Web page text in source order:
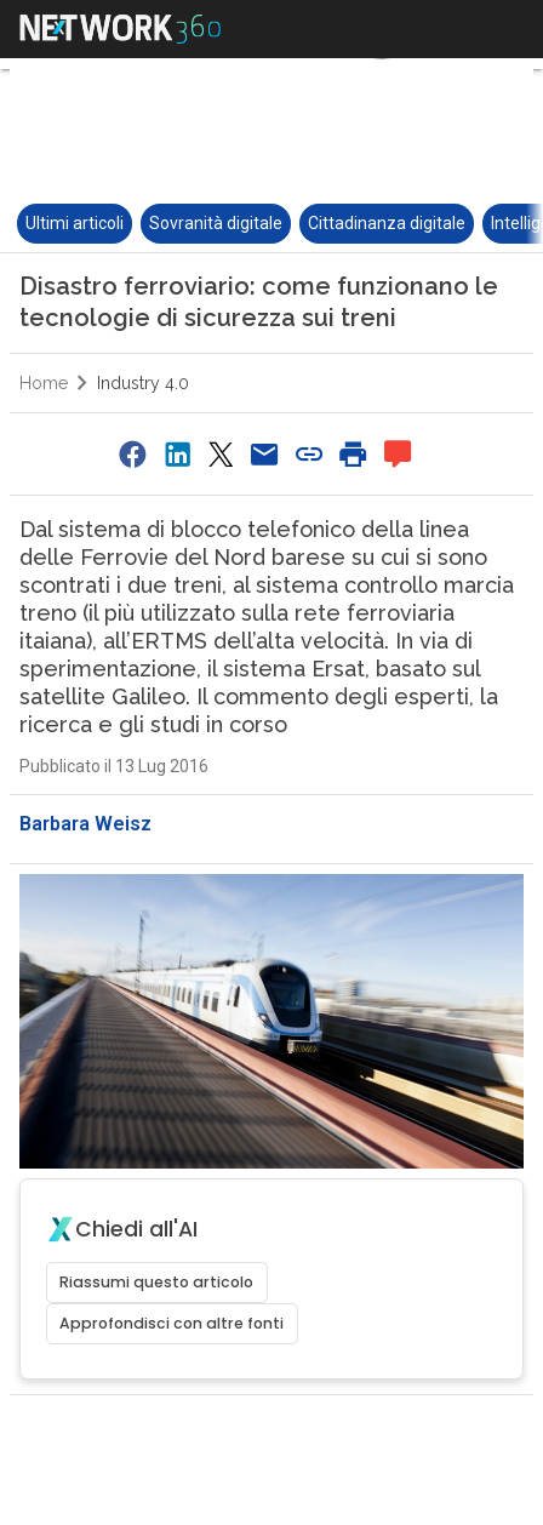
Ultimi articoli Sovranità digitale Cittadinanza digitale
Disastro ferroviario: come funzionano le
tecnologie di sicurezza sui treni
Home Industry 4.0
Dal sistema di blocco telefonico della linea
delle Ferrovie del Nord barese su cui si sono
scontrati i due treni, al sistema controllo marcia
treno (il più utilizzato sulla rete ferroviaria
itaiana), all’ERTMS dell’alta velocità. In via di
sperimentazione, il sistema Ersat, basato sul
satellite Galileo. Il commento degli esperti, la
ricerca e gli studi in corso
Pubblicato il 13 Lug 2016
Barbara Weisz
Chiedi all'AI
Riassumi questo articolo
Approfondisci con altre fonti